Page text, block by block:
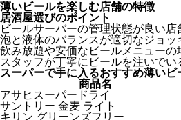
薄いビールを楽しむ店舗の特徴
居酒屋選びのポイント
ビールサーバーの管理状態が良い店
泡と液体のバランスが適切なジョッ
飲み放題や安価なビールメニュー
スタッフが丁寧にビールを注いでい
スーパーで手に入るおすすめ薄いビ
商品名
アサヒスーパードライ
サントリー 金麦 ライト
キリン グリーンズフリー